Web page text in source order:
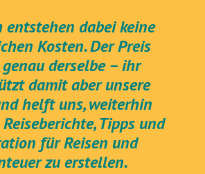
entstehen dabei keine
Kosten. Der Preis
derselbe – ihr
damit aber unsere
helft uns, weiterhin
Tipps und
für Reisen und
zu erstellen.